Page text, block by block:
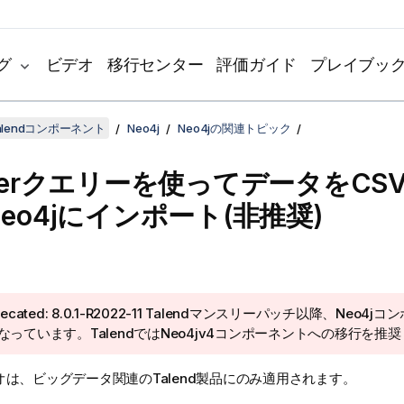
ビデオ 移行センター 評価ガイド プレイブッ
コンポーネント Neo4j Neo4jの関連トピック
クエリーを使ってデータを
にインポート(非推奨)
8.0.1-R2022-11 Talendマンスリーパッチ以降、Neo4jコ
っています。 TalendではNeo4jv4コンポーネントへの移行を推
は、ビッグデータ関連のTalend製品にのみ適用されます。